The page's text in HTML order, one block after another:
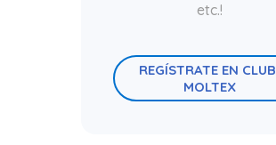
etc.!
REGÍSTRATE EN CLUB
MOLTEX